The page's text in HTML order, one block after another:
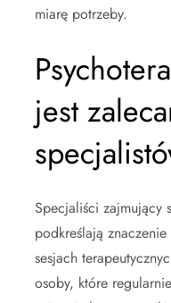
miarę potrzeby.
jest
Specjaliści zajmujący
podkreślają
sesjach
osoby, które